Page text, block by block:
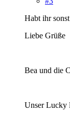
Habt ihr
Liebe Grüße
Bea und die
Unser Lucky